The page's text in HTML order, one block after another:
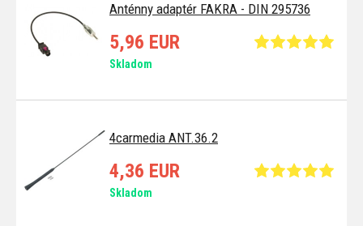
Anténny adaptér FAKRA - DIN 295736
5,96 EUR
Skladom
4carmedia ANT.36.2
4,36 EUR
Skladom